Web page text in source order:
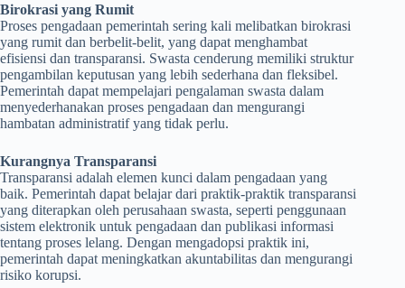
Birokrasi yang Rumit
Proses pengadaan pemerintah sering kali melibatkan birokrasi
yang rumit dan berbelit-belit, yang dapat menghambat
efisiensi dan transparansi. Swasta cenderung memiliki struktur
pengambilan keputusan yang lebih sederhana dan fleksibel.
Pemerintah dapat mempelajari pengalaman swasta dalam
menyederhanakan proses pengadaan dan mengurangi
hambatan administratif yang tidak perlu.
Kurangnya Transparansi
Transparansi adalah elemen kunci dalam pengadaan yang
baik. Pemerintah dapat belajar dari praktik-praktik transparansi
yang diterapkan oleh perusahaan swasta, seperti penggunaan
sistem elektronik untuk pengadaan dan publikasi informasi
tentang proses lelang. Dengan mengadopsi praktik ini,
pemerintah dapat meningkatkan akuntabilitas dan mengurangi
risiko korupsi.